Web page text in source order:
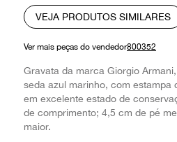
VEJA PRODUTOS SIMILARES
Ver mais peças do vendedor800352
Gravata da marca Giorgio
seda azul marinho, com estampa
em excelente estado de
de comprimento; 4,5 cm de pé
maior.